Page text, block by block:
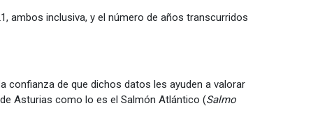
ambos inclusiva, y el número de años transcurridos
confianza de que dichos datos les ayuden a valorar
Asturias como lo es el Salmón Atlántico (Salmo